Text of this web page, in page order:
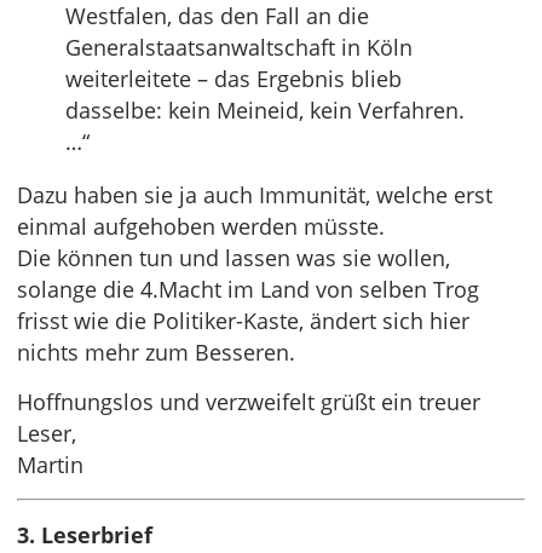
Westfalen, das den Fall an die
Generalstaatsanwaltschaft in Köln
weiterleitete – das Ergebnis blieb
dasselbe: kein Meineid, kein Verfahren.
…“
Dazu haben sie ja auch Immunität, welche erst
einmal aufgehoben werden müsste.
Die können tun und lassen was sie wollen,
solange die 4.Macht im Land von selben Trog
frisst wie die Politiker-Kaste, ändert sich hier
nichts mehr zum Besseren.
Hoffnungslos und verzweifelt grüßt ein treuer
Leser,
Martin
3. Leserbrief